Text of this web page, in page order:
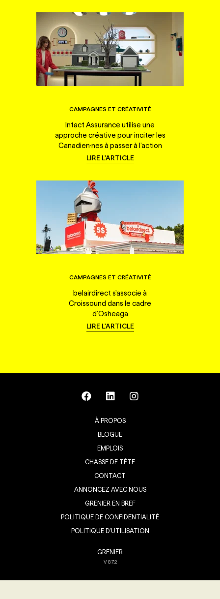
CAMPAGNES ET CRÉATIVITÉ
Intact Assurance utilise une
approche créative pour inciter les
Canadien·nes à passer à l'action
LIRE L'ARTICLE
CAMPAGNES ET CRÉATIVITÉ
belairdirect s'associe à
Croissound dans le cadre
d'Osheaga
LIRE L'ARTICLE
À PROPOS
BLOGUE
EMPLOIS
CHASSE DE TÊTE
CONTACT
ANNONCEZ AVEC NOUS
GRENIER EN BREF
POLITIQUE DE CONFIDENTIALITÉ
POLITIQUE D’UTILISATION
GRENIER
V8.7.2